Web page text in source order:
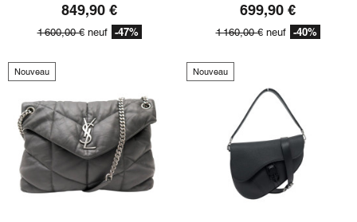
849,90 €
1 600,00 €neuf -47%
699,90 €
1 160,00 €neuf -40%
Nouveau Nouveau